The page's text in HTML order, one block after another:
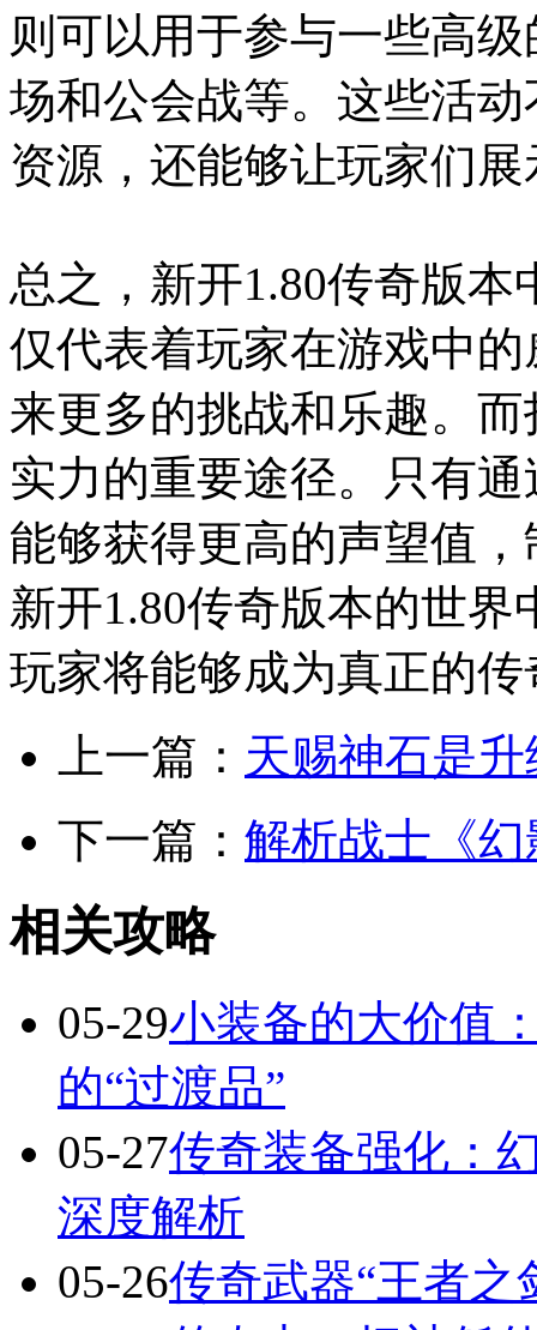
则可以用于参与一些高
场和公会战等。这些活
资源，还能够让玩家们
总之，新开1.80传奇版
仅代表着玩家在游戏中
来更多的挑战和乐趣。
实力的重要途径。只有
能够获得更高的声望值
新开1.80传奇版本的世
玩家将能够成为真正的
上一篇： 天赐神石是
下一篇： 解析战士《
相关攻略
05-29小装备的大价值
的“过渡品”
05-27传奇装备强化：
深度解析
05-26传奇武器“王者之